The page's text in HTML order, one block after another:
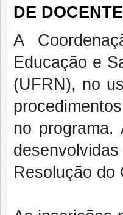
DE
A
Educação e
(UFRN), no
no programa.
Resolução do